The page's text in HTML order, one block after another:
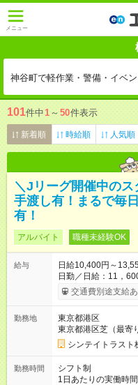
メニュー
神谷町で軽作業・警備・イベ
101件中1 ～ 50件表示
新着順 時給順 人気順
＼Jリーグ開催中の
手渡し有！まるで毎
有！
アルバイト 職種未経験OK
給与
日給10,400円～
日勤／日給：11，600
が週2日以下の場合
350円 ■交通費別途全額支給 ※規定あり ■支払方法：日払い └日
⇒希望をお聞かせく
日給保障あり └早く終わって
研修 ≫ 研修時の給与： 日給10，000円×3日間（24時間） ＝研
修費として合計30
【試用期間】試用期
交通費別途支給あ
勤務地
東京都港区
東京都港区芝（最寄
シンテイトラス
勤務時間
シフト制
1日あたりの実働時間：最大8時間/